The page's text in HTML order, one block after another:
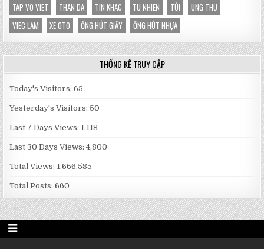
TAP VO VIET THAN DA TIN KHAC TU NHIEN TÚI
UNG THU
VIEC LAM
XE OTO ỐNG HÚT GIẤY ỐNG HÚT NHỰA
THỐNG KÊ TRUY CẬP
Today's Visitors:65
Yesterday's Visitors:50
Last 7 Days Views: 1,118
Last 30 Days Views:4,800
Total Views: 1,666,585
Total Posts:660